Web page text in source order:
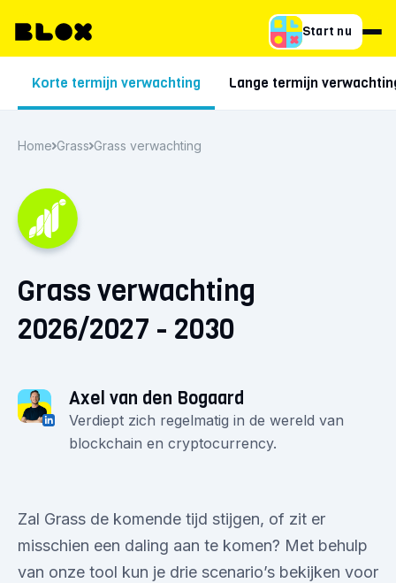
Start nu
Korte termijn verwachting Lange termijn
Home Grass Grass verwachting
Grass verwachting
2026/2027 - 2030
Axel van den Bogaard
Verdiept zich regelmatig in de wereld van
blockchain en cryptocurrency.
Zal Grass de komende tijd stijgen, of zit er
misschien een daling aan te komen? Met behulp
van onze tool kun je drie scenario’s bekijken voor